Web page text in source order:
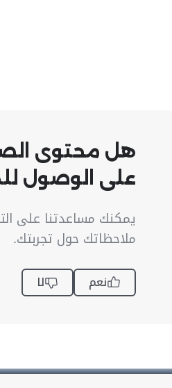
هل محتوى
على الوصول
يمكنك مساعدتنا على
ملاحظاتك حول تجربتك.
نعم لا